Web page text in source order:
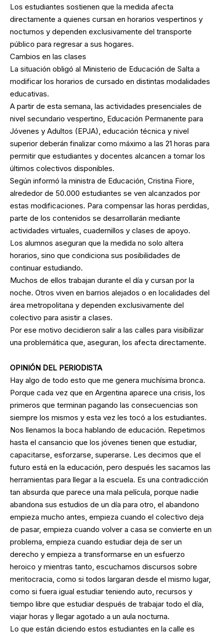
Los estudiantes sostienen que la medida afecta
directamente a quienes cursan en horarios vespertinos y
nocturnos y dependen exclusivamente del transporte
público para regresar a sus hogares.
Cambios en las clases
La situación obligó al Ministerio de Educación de Salta a
modificar los horarios de cursado en distintas modalidades
educativas.
A partir de esta semana, las actividades presenciales de
nivel secundario vespertino, Educación Permanente para
Jóvenes y Adultos (EPJA), educación técnica y nivel
superior deberán finalizar como máximo a las 21 horas para
permitir que estudiantes y docentes alcancen a tomar los
últimos colectivos disponibles.
Según informó la ministra de Educación, Cristina Fiore,
alrededor de 50.000 estudiantes se ven alcanzados por
estas modificaciones. Para compensar las horas perdidas,
parte de los contenidos se desarrollarán mediante
actividades virtuales, cuadernillos y clases de apoyo.
Los alumnos aseguran que la medida no solo altera
horarios, sino que condiciona sus posibilidades de
continuar estudiando.
Muchos de ellos trabajan durante el día y cursan por la
noche. Otros viven en barrios alejados o en localidades del
área metropolitana y dependen exclusivamente del
colectivo para asistir a clases.
Por ese motivo decidieron salir a las calles para visibilizar
una problemática que, aseguran, los afecta directamente.
OPINIÓN DEL PERIODISTA
Hay algo de todo esto que me genera muchísima bronca.
Porque cada vez que en Argentina aparece una crisis, los
primeros que terminan pagando las consecuencias son
siempre los mismos y esta vez les tocó a los estudiantes.
Nos llenamos la boca hablando de educación. Repetimos
hasta el cansancio que los jóvenes tienen que estudiar,
capacitarse, esforzarse, superarse. Les decimos que el
futuro está en la educación, pero después les sacamos las
herramientas para llegar a la escuela. Es una contradicción
tan absurda que parece una mala película, porque nadie
abandona sus estudios de un día para otro, el abandono
empieza mucho antes, empieza cuando el colectivo deja
de pasar, empieza cuando volver a casa se convierte en un
problema, empieza cuando estudiar deja de ser un
derecho y empieza a transformarse en un esfuerzo
heroico y mientras tanto, escuchamos discursos sobre
meritocracia, como si todos largaran desde el mismo lugar,
como si fuera igual estudiar teniendo auto, recursos y
tiempo libre que estudiar después de trabajar todo el día,
viajar horas y llegar agotado a un aula nocturna.
Lo que están diciendo estos estudiantes en la calle es